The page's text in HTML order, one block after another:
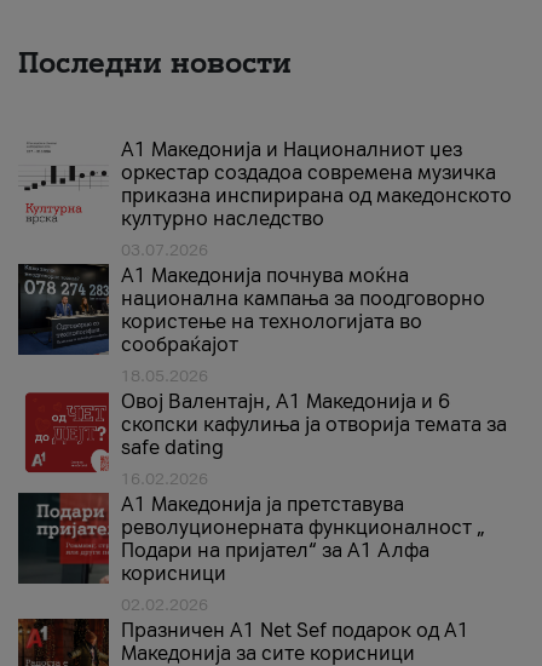
Последни новости
А1 Македонија и Националниот џез
оркестар создадоа современа музичка
приказна инспирирана од македонското
културно наследство
03.07.2026
A1 Македонија почнува моќна
национална кампања за поодговорно
користење на технологијата во
сообраќајот
18.05.2026
Овој Валентајн, A1 Македонија и 6
скопски кафулиња ја отворија темата за
safe dating
16.02.2026
А1 Македонија ја претставува
револуционерната функционалност „
Подари на пријател“ за А1 Алфа
корисници
02.02.2026
Празничен A1 Net Sеf подарок од А1
Македонија за сите корисници